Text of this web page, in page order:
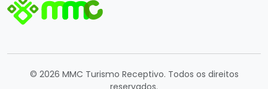
© 2026 MMC Turismo Receptivo. Todos os direitos
reservados.